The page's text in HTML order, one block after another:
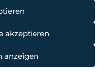
akzeptieren
anzeigen